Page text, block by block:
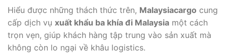
Hiểu được những thách thức trên, Malaysiacargo cung
cấp dịch vụ xuất khẩu ba khía đi Malaysia một cách
trọn vẹn, giúp khách hàng tập trung vào sản xuất mà
không còn lo ngại về khâu logistics.